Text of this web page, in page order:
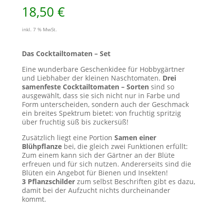
18,50 €
inkl. 7 % MwSt.
Das Cocktailtomaten – Set
Eine wunderbare Geschenkidee für Hobbygärtner
und Liebhaber der kleinen Naschtomaten. Drei
samenfeste Cocktailtomaten – Sortensind so
ausgewählt, dass sie sich nicht nur in Farbe und
Form unterscheiden, sondern auch der Geschmack
ein breites Spektrum bietet: von fruchtig spritzig
über fruchtig süß bis zuckersüß!
Zusätzlich liegt eine Portion Samen einer
Blühpflanzebei, die gleich zwei Funktionen erfüllt:
Zum einem kann sich der Gärtner an der Blüte
erfreuen und für sich nutzen. Andererseits sind die
Blüten ein Angebot für Bienen und Insekten!
3 Pflanzschilderzum selbst Beschriften gibt es dazu,
damit bei der Aufzucht nichts durcheinander
kommt.